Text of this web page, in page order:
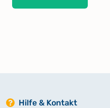
Hilfe & Kontakt